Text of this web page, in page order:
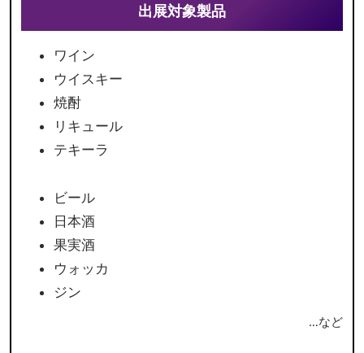
出展対象製品
ワイン
ウイスキー
焼酎
リキュール
テキーラ
ビール
日本酒
果実酒
ウォッカ
ジン
…など